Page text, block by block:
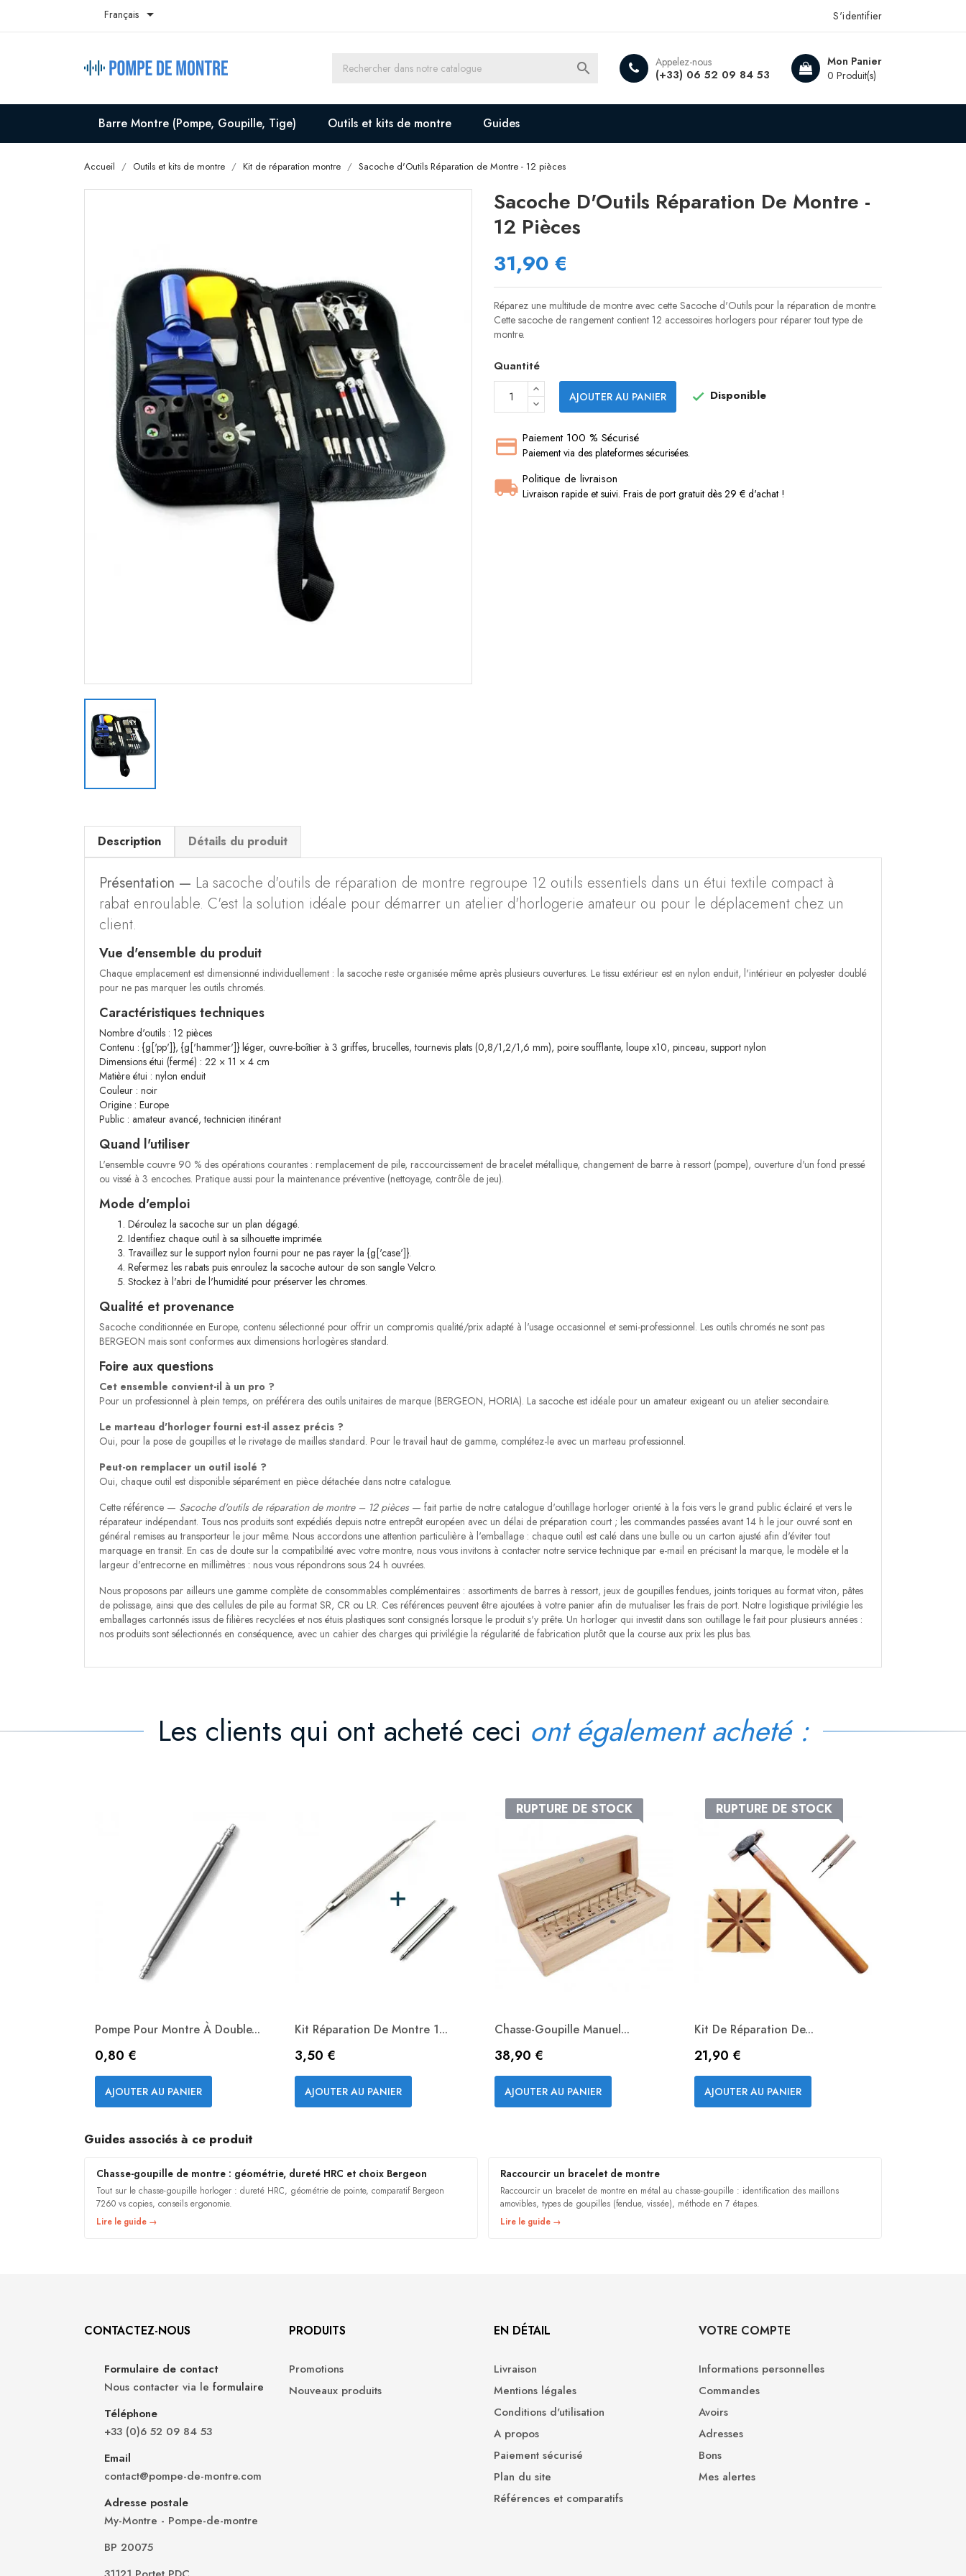
Français  S'identifier
Mon Panier
0 Produit(s)
Appelez-nous
(+33) 06 52 09 84 53

Barre Montre (Pompe, Goupille, Tige) Outils et kits de montre Guides
Accueil Outils et kits de montre Kit de réparation montre Sacoche d'Outils Réparation de Montre - 12 pièces
Sacoche D'Outils Réparation De Montre -
12 Pièces
31,90 €
Réparez une multitude de montre avec cette Sacoche d'Outils pour la réparation de montre.
Cette sacoche de rangement contient 12 accessoires horlogers pour réparer tout type de
montre.
Quantité
AJOUTER AU PANIER  Disponible
Paiement 100 % Sécurisé
Paiement via des plateformes sécurisées.
Politique de livraison
Livraison rapide et suivi. Frais de port gratuit dès 29 € d'achat !
Description Détails du produit
Présentation — La sacoche d'outils de réparation de montre regroupe 12 outils essentiels dans un étui textile compact à
rabat enroulable. C'est la solution idéale pour démarrer un atelier d'horlogerie amateur ou pour le déplacement chez un
client.
Vue d'ensemble du produit
Chaque emplacement est dimensionné individuellement : la sacoche reste organisée même après plusieurs ouvertures. Le tissu extérieur est en nylon enduit, l'intérieur en polyester doublé
pour ne pas marquer les outils chromés.
Caractéristiques techniques
Nombre d'outils : 12 pièces
Contenu : {g['pp']}, {g['hammer']} léger, ouvre-boîtier à 3 griffes, brucelles, tournevis plats (0,8/1,2/1,6 mm), poire soufflante, loupe x10, pinceau, support nylon
Dimensions étui (fermé) : 22 × 11 × 4 cm
Matière étui : nylon enduit
Couleur : noir
Origine : Europe
Public : amateur avancé, technicien itinérant
Quand l'utiliser
L'ensemble couvre 90 % des opérations courantes : remplacement de pile, raccourcissement de bracelet métallique, changement de barre à ressort (pompe), ouverture d'un fond pressé
ou vissé à 3 encoches. Pratique aussi pour la maintenance préventive (nettoyage, contrôle de jeu).
Mode d'emploi
Déroulez la sacoche sur un plan dégagé.
Identifiez chaque outil à sa silhouette imprimée.
Travaillez sur le support nylon fourni pour ne pas rayer la {g['case']}.
Refermez les rabats puis enroulez la sacoche autour de son sangle Velcro.
Stockez à l'abri de l'humidité pour préserver les chromes.
Qualité et provenance
Sacoche conditionnée en Europe, contenu sélectionné pour offrir un compromis qualité/prix adapté à l'usage occasionnel et semi-professionnel. Les outils chromés ne sont pas
BERGEON mais sont conformes aux dimensions horlogères standard.
Foire aux questions
Cet ensemble convient-il à un pro ?
Pour un professionnel à plein temps, on préférera des outils unitaires de marque (BERGEON, HORIA). La sacoche est idéale pour un amateur exigeant ou un atelier secondaire.
Le marteau d'horloger fourni est-il assez précis ?
Oui, pour la pose de goupilles et le rivetage de mailles standard. Pour le travail haut de gamme, complétez-le avec un marteau professionnel.
Peut-on remplacer un outil isolé ?
Oui, chaque outil est disponible séparément en pièce détachée dans notre catalogue.
Cette référence — Sacoche d'outils de réparation de montre – 12 pièces— fait partie de notre catalogue d'outillage horloger orienté à la fois vers le grand public éclairé et vers le
réparateur indépendant. Tous nos produits sont expédiés depuis notre entrepôt européen avec un délai de préparation court ; les commandes passées avant 14 h le jour ouvré sont en
général remises au transporteur le jour même. Nous accordons une attention particulière à l'emballage : chaque outil est calé dans une bulle ou un carton ajusté afin d'éviter tout
marquage en transit. En cas de doute sur la compatibilité avec votre montre, nous vous invitons à contacter notre service technique par e-mail en précisant la marque, le modèle et la
largeur d'entrecorne en millimètres : nous vous répondrons sous 24 h ouvrées.
Nous proposons par ailleurs une gamme complète de consommables complémentaires : assortiments de barres à ressort, jeux de goupilles fendues, joints toriques au format viton, pâtes
de polissage, ainsi que des cellules de pile au format SR, CR ou LR. Ces références peuvent être ajoutées à votre panier afin de mutualiser les frais de port. Notre logistique privilégie les
emballages cartonnés issus de filières recyclées et nos étuis plastiques sont consignés lorsque le produit s'y prête. Un horloger qui investit dans son outillage le fait pour plusieurs années :
nos produits sont sélectionnés en conséquence, avec un cahier des charges qui privilégie la régularité de fabrication plutôt que la course aux prix les plus bas.
Les clients qui ont acheté ceci ont également acheté :
Pompe Pour Montre À Double...
Prix
0,80 €
AJOUTER AU PANIER
Kit Réparation De Montre 1...
Prix
3,50 €
AJOUTER AU PANIER
RUPTURE DE STOCK

Chasse-Goupille Manuel...
Prix
38,90 €
AJOUTER AU PANIER
RUPTURE DE STOCK

Kit De Réparation De...
Prix
21,90 €
AJOUTER AU PANIER
Guides associés à ce produit
Chasse-goupille de montre : géométrie, dureté HRC et choix Bergeon
Tout sur le chasse-goupille horloger : dureté HRC, géométrie de pointe, comparatif Bergeon
7260 vs copies, conseils ergonomie.
Lire le guide →
Raccourcir un bracelet de montre
Raccourcir un bracelet de montre en métal au chasse-goupille : identification des maillons
amovibles, types de goupilles (fendue, vissée), méthode en 7 étapes.
Lire le guide →
CONTACTEZ-NOUS
Formulaire de contact
Nous contacter via le formulaire
Téléphone
+33 (0)6 52 09 84 53
Email
contact@pompe-de-montre.com
Adresse postale
My-Montre - Pompe-de-montre
BP 20075
PRODUITS
Promotions
Nouveaux produits
EN DÉTAIL
Livraison
Mentions légales
Conditions d'utilisation
A propos
Paiement sécurisé
Plan du site
Références et comparatifs
VOTRE COMPTE
Informations personnelles
Commandes
Avoirs
Adresses
Bons
Mes alertes